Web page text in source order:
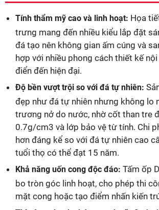
Tính thẩm mỹ cao và linh hoạt: Họa
trưng mang đến nhiều kiểu lắp đặt
đá tạo nên không gian ấm cúng và
hợp với nhiều phong cách thiết kế
điển đến hiện đại.
Độ bền vượt trội so với đá tự nhiên:
đẹp như đá tự nhiên nhưng không lo
trương nở do nước, nhờ cốt than tre
0.7g/cm3 và lớp bảo vệ từ tính. Chi
hơn đáng kể so với đá tự nhiên cao
tuổi thọ có thể đạt 15 năm.
Khả năng uốn cong độc đáo: Tấm ốp
bo tròn góc linh hoạt, cho phép thi
mặt cong hoặc tạo điểm nhấn kiến